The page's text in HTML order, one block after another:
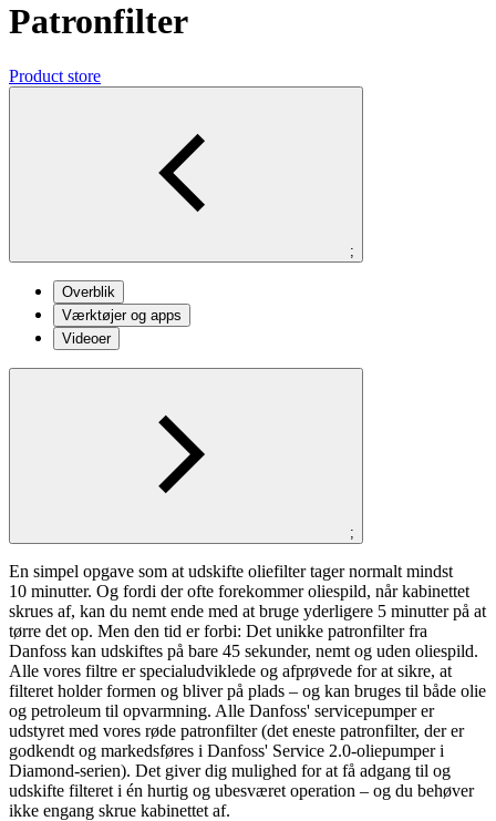
Patronfilter
Product store
;
Overblik
Værktøjer og apps
Videoer
;
En simpel opgave som at udskifte oliefilter tager normalt mindst
10 minutter. Og fordi der ofte forekommer oliespild, når kabinettet
skrues af, kan du nemt ende med at bruge yderligere 5 minutter på at
tørre det op. Men den tid er forbi: Det unikke patronfilter fra
Danfoss kan udskiftes på bare 45 sekunder, nemt og uden oliespild.
Alle vores filtre er specialudviklede og afprøvede for at sikre, at
filteret holder formen og bliver på plads – og kan bruges til både olie
og petroleum til opvarmning. Alle Danfoss' servicepumper er
udstyret med vores røde patronfilter (det eneste patronfilter, der er
godkendt og markedsføres i Danfoss' Service 2.0-oliepumper i
Diamond-serien). Det giver dig mulighed for at få adgang til og
udskifte filteret i én hurtig og ubesværet operation – og du behøver
ikke engang skrue kabinettet af.